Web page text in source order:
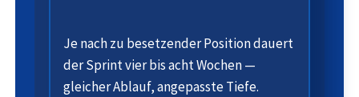
Je nach zu besetzender Position dauert
der Sprint vier bis acht Wochen —
gleicher Ablauf, angepasste Tiefe.